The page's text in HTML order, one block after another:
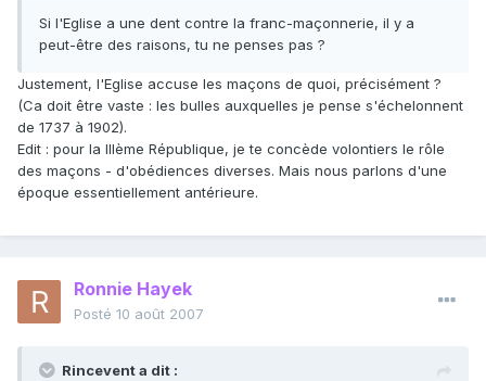
Si l'Eglise a une dent contre la franc-maçonnerie, il y a
peut-être des raisons, tu ne penses pas ?
Justement, l'Eglise accuse les maçons de quoi, précisément ?
(Ca doit être vaste : les bulles auxquelles je pense s'échelonnent
de 1737 à 1902).
Edit : pour la IIIème République, je te concède volontiers le rôle
des maçons - d'obédiences diverses. Mais nous parlons d'une
époque essentiellement antérieure.
Ronnie Hayek
Posté 10 août 2007
Rincevent a dit :